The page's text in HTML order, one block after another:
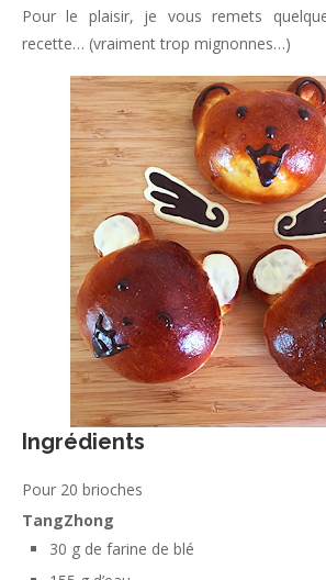
Pour le plaisir, je vous remets
recette… (vraiment trop mignonnes…)
Ingrédients
Pour 20 brioches
TangZhong
30 g de farine de blé